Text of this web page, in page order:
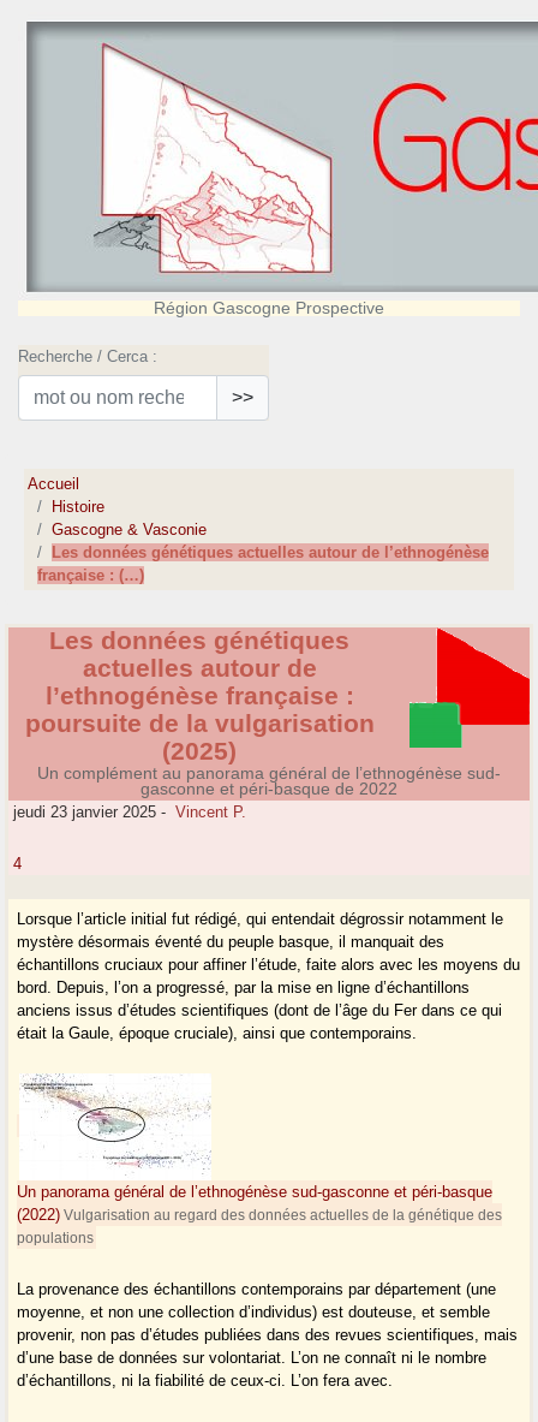
Région Gascogne Prospective
Recherche / Cerca :
>>
Accueil
Histoire
Gascogne & Vasconie
Les données génétiques actuelles autour de l’ethnogénèse
française : (…)
Les données génétiques
actuelles autour de
l’ethnogénèse française :
poursuite de la vulgarisation
(2025)
Un complément au panorama général de l’ethnogénèse sud-
gasconne et péri-basque de 2022
jeudi 23 janvier 2025 - Vincent P.
4
Lorsque l’article initial fut rédigé, qui entendait dégrossir notamment le
mystère désormais éventé du peuple basque, il manquait des
échantillons cruciaux pour affiner l’étude, faite alors avec les moyens du
bord. Depuis, l’on a progressé, par la mise en ligne d’échantillons
anciens issus d’études scientifiques (dont de l’âge du Fer dans ce qui
était la Gaule, époque cruciale), ainsi que contemporains.
Un panorama général de l’ethnogénèse sud-gasconne et péri-basque
(2022) Vulgarisation au regard des données actuelles de la génétique des
populations
La provenance des échantillons contemporains par département (une
moyenne, et non une collection d’individus) est douteuse, et semble
provenir, non pas d’études publiées dans des revues scientifiques, mais
d’une base de données sur volontariat. L’on ne connaît ni le nombre
d’échantillons, ni la fiabilité de ceux-ci. L’on fera avec.